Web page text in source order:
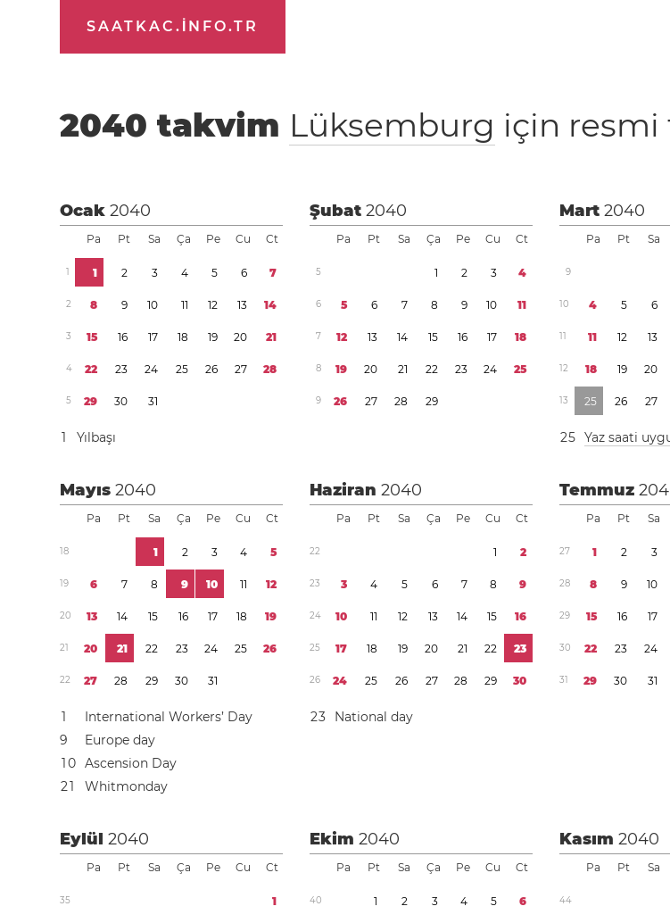
SAATKAC.INFO.TR
2040 takvim Lüksemburg için
Ocak2040
Pa Pt Sa Ça Pe Cu Ct
1 1 2 3 4 5 6 7
2 8 9 10 11 12 13 14
3 15 16 17 18 19 20 21
4 22 23 24 25 26 27 28
5 29 30 31
1 Yılbaşı
Şubat2040
Pa Pt Sa Ça Pe Cu Ct
5 1 2 3 4
6 5 6 7 8 9 10 11
7 12 13 14 15 16 17 18
8 19 20 21 22 23 24 25
9 26 27 28 29
Mart2040
Pa Pt Sa
9
10 4 5 6
11 11 12 13
12 18 19 20
13 25 26 27
25 Yaz saati
Mayıs2040
Pa Pt Sa Ça Pe Cu Ct
18 1 2 3 4 5
19 6 7 8 9 10 11 12
20 13 14 15 16 17 18 19
21 20 21 22 23 24 25 26
22 27 28 29 30 31
1
International Workers’ Day
9
Europe day
10 Ascension Day
21 Whitmonday
Haziran2040
Pa Pt Sa Ça Pe Cu Ct
22 1 2
23 3 4 5 6 7 8 9
24 10 11 12 13 14 15 16
25 17 18 19 20 21 22 23
26 24 25 26 27 28 29 30
23 National day
Temmuz
Pa Pt Sa
27 1 2 3
28 8 9 10
29 15 16 17
30 22 23 24
31 29 30 31
Eylül2040
Pa Pt Sa Ça Pe Cu Ct
35 1
Ekim2040
Pa Pt Sa Ça Pe Cu Ct
40 1 2 3 4 5 6
Kasım2040
Pa Pt Sa
44